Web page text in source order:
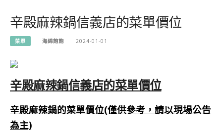
辛殿麻辣鍋信義店的菜單價位
菜單 海綿飽飽 2024-01-01
辛殿麻辣鍋信義店的菜單價位
辛殿麻辣鍋的菜單價位(僅供參考，請以現場公告
為主)